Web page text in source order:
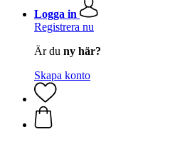
Logga in
Registrera nu
Är du ny här?
Skapa konto